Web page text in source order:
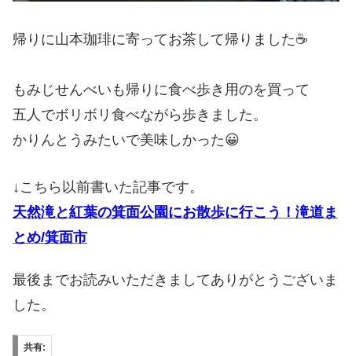
帰りに山本珈琲に寄ってお茶して帰りました☕
もみじせんべいも帰りに食べ歩き用のを買って
五人でボリボリ食べながら歩きました。
かりんとうみたいで美味しかった😀
↓こちら以前書いた記事です。
天然滝と紅葉の箕面公園にお散歩に行こう！滝道ま
とめ/箕面市
最後までお読みいただきましてありがとうございま
した。
共有: